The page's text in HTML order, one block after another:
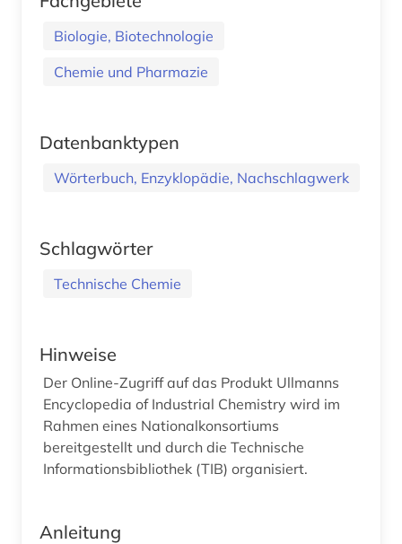
Biologie, Biotechnologie
Chemie und Pharmazie
Datenbanktypen
Wörterbuch, Enzyklopädie, Nachschlagwerk
Schlagwörter
Technische Chemie
Hinweise
Der Online-Zugriff auf das Produkt Ullmanns
Encyclopedia of Industrial Chemistry wird im
Rahmen eines Nationalkonsortiums
bereitgestellt und durch die Technische
Informationsbibliothek (TIB) organisiert.
Anleitung